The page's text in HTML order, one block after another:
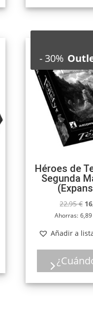
- 30%
Héroes de
Segunda
22,95€ El
Ahorras:
Añadir a